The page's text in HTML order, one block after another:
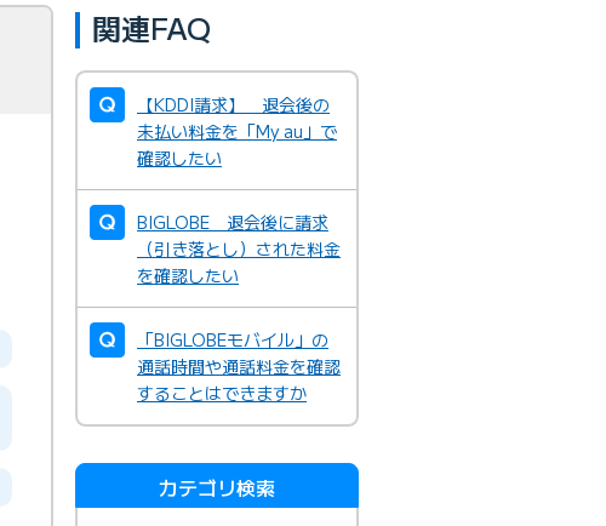
関連FAQ
【KDDI請求】 退会後の
未払い料金を「My au」で
確認したい
BIGLOBE 退会後に請求
（引き落とし）された料金
を確認したい
「BIGLOBEモバイル」の
通話時間や通話料金を確認
することはできますか
カテゴリ検索